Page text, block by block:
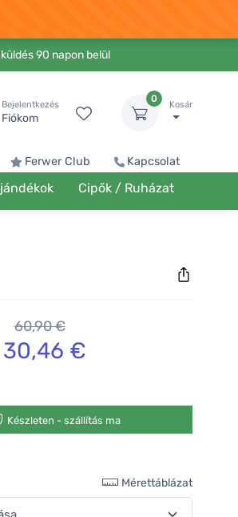
90 napon belül
Bejelentkezés
Fiókom
0
Kosár
Ferwer Club Kapcsolat
Cipők / Ruházat
60,90 €
30,46 €
Készleten - szállítás ma
Mérettáblázat